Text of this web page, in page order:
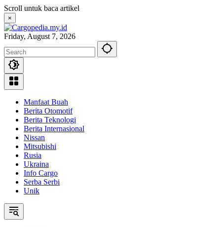
Skip
to
content
Scroll untuk baca artikel
×
Friday, August 7, 2026
Manfaat Buah
Berita Otomotif
Berita Teknologi
Berita Internasional
Nissan
Mitsubishi
Rusia
Ukraina
Info Cargo
Serba Serbi
Unik